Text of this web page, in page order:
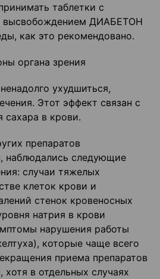
таблетки с
высвобождением ДИАБЕТОН
как это рекомендовано.
органа зрения
ухудшиться,
Этот эффект связан с
сахара в крови.
препаратов
наблюдались следующие
случаи тяжелых
клеток крови и
стенок кровеносных
натрия в крови
нарушения работы
которые чаще всего
приема препаратов
в отдельных случаях